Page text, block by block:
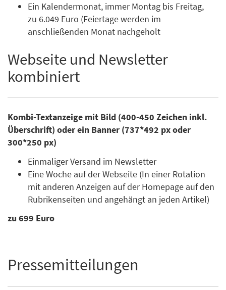
Ein Kalendermonat, immer Montag bis Freitag,
zu 6.049 Euro (Feiertage werden im
anschließenden Monat nachgeholt
Webseite und Newsletter
kombiniert
Kombi-Textanzeige mit Bild (400-450 Zeichen inkl.
Überschrift) oder ein Banner (737*492 px oder
300*250 px)
Einmaliger Versand im Newsletter
Eine Woche auf der Webseite (In einer Rotation
mit anderen Anzeigen auf der Homepage auf den
Rubrikenseiten und angehängt an jeden Artikel)
zu 699 Euro
Pressemitteilungen